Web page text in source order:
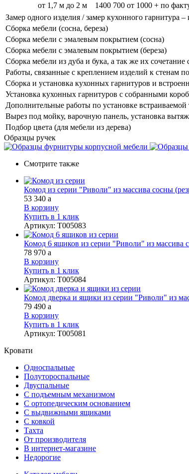
от 1,7 м до 2 м
1400 700 от 1000 + по
Замер одного изделия / замер кухонного гарнитура
Сборка мебели (сосна, береза)
Сборка мебели с эмалевым покрытием (сосна)
Сборка мебели с эмалевым покрытием (береза)
Сборка мебели из дуба и бука, а так же их
Работы, связанные с креплением изделий к стенам
Сборка и установка кухонных гарнитуров и
Установка кухонных гарнитуров с собранными
Дополнительные работы по установке
Вырез под мойку, варочную панель, установка
Подбор цвета (для мебели из дерева)
Образцы ручек
Смотрите также
Комод из серии "Риволи" из массива сосны
53 340 a
В корзину
Купить в 1 клик
Артикул: Т005083
Комод 6 ящиков из серии "Риволи" из массива
78 970 a
В корзину
Купить в 1 клик
Артикул: Т005084
Комод дверка и ящики из серии "Риволи" из
79 490 a
В корзину
Купить в 1 клик
Артикул: Т005081
Кровати
Односпальные
Полутороспальные
Двуспальные
С подъемным механизмом
С ортопедическим основанием
С выдвижными ящиками
С ковкой
Тахта
От производителя
В интернет-магазине
Недорогие